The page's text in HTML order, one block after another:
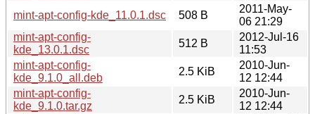
mint-apt-config-kde_11.0.1.dsc
508 B
2011-May-
06 21:29
mint-apt-config-
kde_13.0.1.dsc
512 B
2012-Jul-16
11:53
mint-apt-config-
kde_9.1.0_all.deb
2.5 KiB
2010-Jun-
12 12:44
mint-apt-config-
kde_9.1.0.tar.gz
2.5 KiB
2010-Jun-
12 12:44